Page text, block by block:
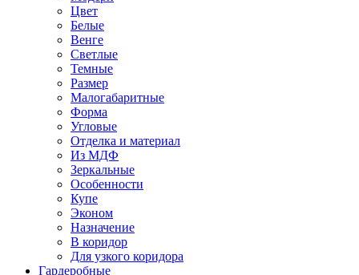
Цвет
Белые
Венге
Светлые
Темные
Размер
Малогабаритные
Форма
Угловые
Отделка и материал
Из МДФ
Зеркальные
Особенности
Купе
Эконом
Назначение
В коридор
Для узкого коридора
Гардеробные